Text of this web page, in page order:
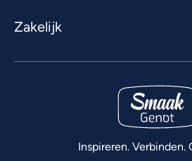
Zakelijk
Inspireren. Verbinden.